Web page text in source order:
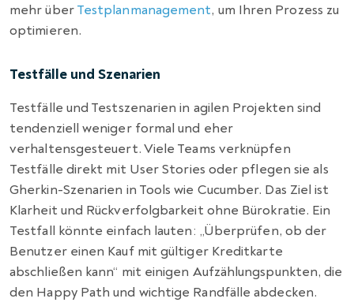
mehr überTestplanmanagement, um Ihren Prozess zu
optimieren.
Testfälle und Szenarien
Testfälle und Testszenarien in agilen Projekten sind
tendenziell weniger formal und eher
verhaltensgesteuert. Viele Teams verknüpfen
Testfälle direkt mit User Stories oder pflegen sie als
Gherkin-Szenarien in Tools wie Cucumber. Das Ziel ist
Klarheit und Rückverfolgbarkeit ohne Bürokratie. Ein
Testfall könnte einfach lauten: „Überprüfen, ob der
Benutzer einen Kauf mit gültiger Kreditkarte
abschließen kann“ mit einigen Aufzählungspunkten, die
den Happy Path und wichtige Randfälle abdecken.